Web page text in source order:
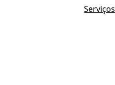
Serviços